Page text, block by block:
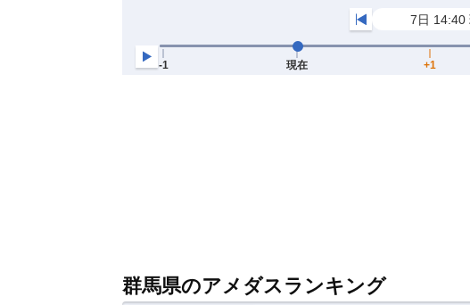
群馬県のアメダスランキング